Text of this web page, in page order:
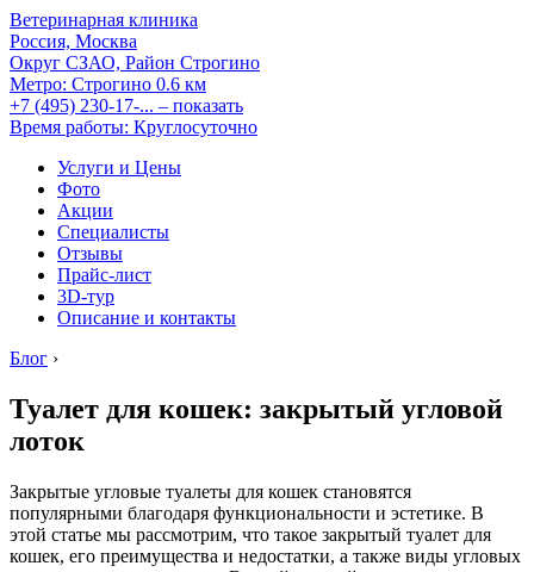
Ветеринарная клиника
Россия, Москва
Округ СЗАО, Район Строгино
Метро: Строгино 0.6 км
+7 (495) 230-17-... – показать
Время работы: Круглосуточно
Услуги и Цены
Фото
Акции
Специалисты
Отзывы
Прайс-лист
3D-тур
Описание и контакты
Блог ›
Туалет для кошек: закрытый угловой
лоток
Закрытые угловые туалеты для кошек становятся
популярными благодаря функциональности и эстетике. В
этой статье мы рассмотрим, что такое закрытый туалет для
кошек, его преимущества и недостатки, а также виды угловых